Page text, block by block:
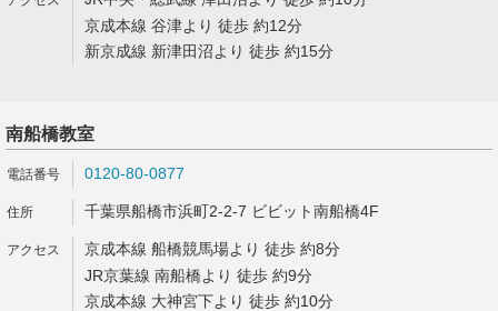
京成本線 谷津より 徒歩 約12分
新京成線 新津田沼より 徒歩 約15分
南船橋教室
0120-80-0877
千葉県船橋市浜町2-2-7 ビビット南船橋4F
京成本線 船橋競馬場より 徒歩 約8分
JR京葉線 南船橋より 徒歩 約9分
京成本線 大神宮下より 徒歩 約10分